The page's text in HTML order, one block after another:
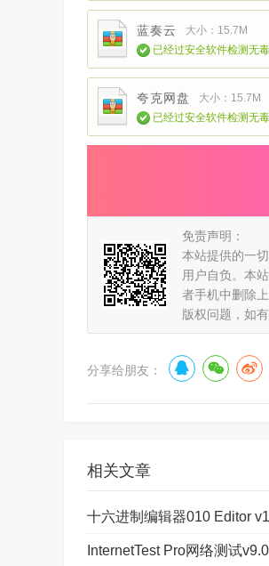
蓝奏云
大小：15.7M
已经过安全软件检测无
夸克网盘
大小：15.7M
已经过安全软件检测无
免责声明：
本站提供的一
用户自负。本
者手机中删除
版权问题，如
分享给朋友：
相关文章
InternetTest Pro网络测试